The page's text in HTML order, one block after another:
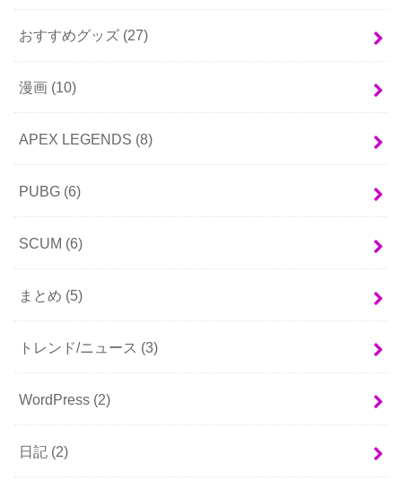
おすすめグッズ (27)
漫画 (10)
APEX LEGENDS (8)
PUBG (6)
SCUM (6)
まとめ (5)
トレンド/ニュース (3)
WordPress (2)
日記 (2)